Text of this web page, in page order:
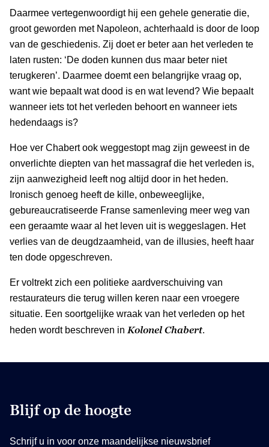
Daarmee vertegenwoordigt hij een gehele generatie die,
groot geworden met Napoleon, achterhaald is door de loop
van de geschiedenis. Zij doet er beter aan het verleden te
laten rusten: ‘De doden kunnen dus maar beter niet
terugkeren’. Daarmee doemt een belangrijke vraag op,
want wie bepaalt wat dood is en wat levend? Wie bepaalt
wanneer iets tot het verleden behoort en wanneer iets
hedendaags is?
Hoe ver Chabert ook weggestopt mag zijn geweest in de
onverlichte diepten van het massagraf die het verleden is,
zijn aanwezigheid leeft nog altijd door in het heden.
Ironisch genoeg heeft de kille, onbeweeglijke,
gebureaucratiseerde Franse samenleving meer weg van
een geraamte waar al het leven uit is weggeslagen. Het
verlies van de deugdzaamheid, van de illusies, heeft haar
ten dode opgeschreven.
Er voltrekt zich een politieke aardverschuiving van
restaurateurs die terug willen keren naar een vroegere
situatie. Een soortgelijke wraak van het verleden op het
heden wordt beschreven in Kolonel Chabert.
Blijf op de hoogte
Schrijf u in voor onze maandelijkse nieuwsbrief